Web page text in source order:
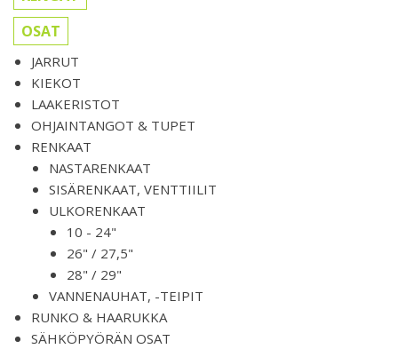
OSAT
JARRUT
KIEKOT
LAAKERISTOT
OHJAINTANGOT & TUPET
RENKAAT
NASTARENKAAT
SISÄRENKAAT, VENTTIILIT
ULKORENKAAT
10 - 24"
26" / 27,5"
28" / 29"
VANNENAUHAT, -TEIPIT
RUNKO & HAARUKKA
SÄHKÖPYÖRÄN OSAT